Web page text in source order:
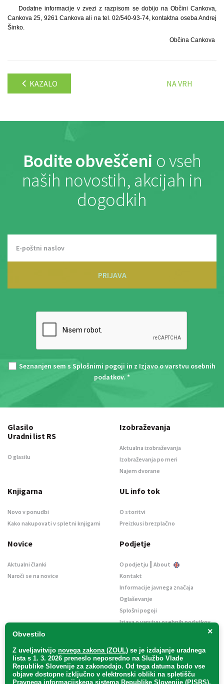
Dodatne informacije v zvezi z razpisom se dobijo na Občini Cankova,
Cankova 25, 9261 Cankova ali na tel. 02/540-93-74, kontaktna oseba Andrej
Šinko.
Občina Cankova
KAZALO NA VRH
Bodite obveščeni o vseh
naših novostih, akcijah in
dogodkih
PRIJAVA
Seznanjen sem s Splošnimi pogoji in z Izjavo o varstvu osebnih
podatkov. *
×
Obvestilo
Z uveljavitvijo novega zakona (ZOUL) se je izdajanje uradnega
lista s 1. 3. 2026 preneslo neposredno na Službo Vlade
Republike Slovenije za zakonodajo. Od tega datuma bodo vse
objave dostopne izključno v elektronski obliki na spletišču
Pravnega informacijskega sistema Republike Slovenije (PISRS),
Glasilo
Uradni list RS
O glasilu
Izobraževanja
Aktualna izobraževanja
Izobraževanja po meri
Najem dvorane
Knjigarna
Novo v ponudbi
Kako nakupovati v spletni knjigarni
UL info tok
O storitvi
Preizkusi brezplačno
Novice
Aktualni članki
Naroči se na novice
Podjetje
O podjetju | About
Kontakt
Informacije javnega značaja
Oglaševanje
Splošni pogoji
Izjava o varstvu osebnih podatkov